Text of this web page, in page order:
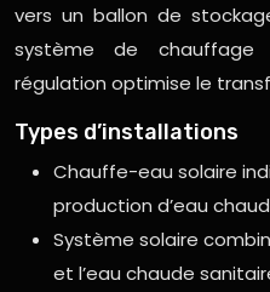
vers un ballon de
système de
régulation optimise le
Types d’installations
Chauffe-eau solaire
production d’eau
Système solaire
et l’eau chaude